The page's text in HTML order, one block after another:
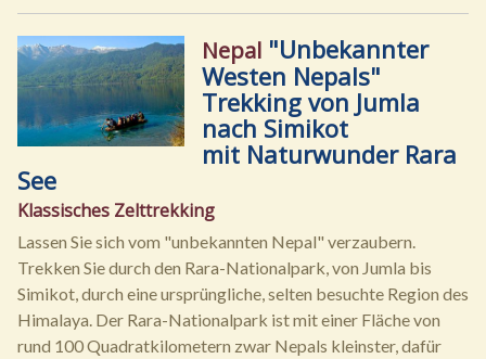
Nepal "Unbekannter
Westen Nepals"
Trekking von Jumla
nach Simikot
mit Naturwunder Rara
See
Klassisches Zelttrekking
Lassen Sie sich vom "unbekannten Nepal" verzaubern.
Trekken Sie durch den Rara-Nationalpark, von Jumla bis
Simikot, durch eine ursprüngliche, selten besuchte Region des
Himalaya. Der Rara-Nationalpark ist mit einer Fläche von
rund 100 Quadratkilometern zwar Nepals kleinster, dafür